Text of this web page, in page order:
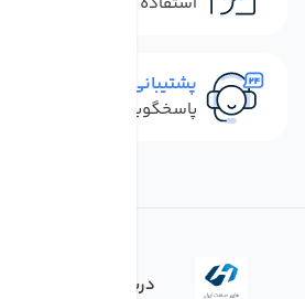
پشتیبانی سریع
پاسخگویی سریع به تماس‌ها
درباره فروشگاه